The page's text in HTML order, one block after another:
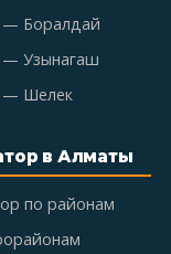
Боралдай
Узынагаш
— Шелек
в Алматы
по районам